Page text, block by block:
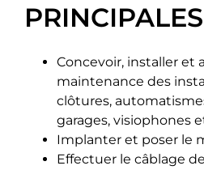
PRINCIPALES
Concevoir, installer et
maintenance des
clôtures,
garages, visiophones
Implanter et poser le
Effectuer le câblage